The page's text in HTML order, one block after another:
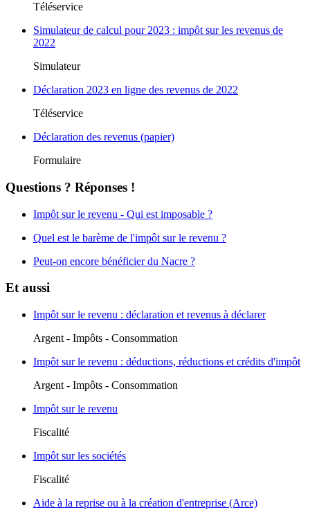
Téléservice
Simulateur de calcul pour 2023 : impôt sur les revenus de
2022
Simulateur
Déclaration 2023 en ligne des revenus de 2022
Téléservice
Déclaration des revenus (papier)
Formulaire
Questions ? Réponses !
Impôt sur le revenu - Qui est imposable ?
Quel est le barème de l'impôt sur le revenu ?
Peut-on encore bénéficier du Nacre ?
Et aussi
Impôt sur le revenu : déclaration et revenus à déclarer
Argent - Impôts - Consommation
Impôt sur le revenu : déductions, réductions et crédits d'impôt
Argent - Impôts - Consommation
Impôt sur le revenu
Fiscalité
Impôt sur les sociétés
Fiscalité
Aide à la reprise ou à la création d'entreprise (Arce)